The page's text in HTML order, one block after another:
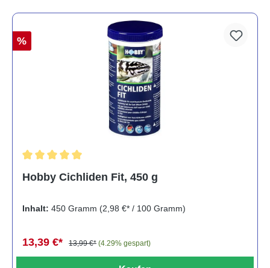
%
Hobby Cichliden Fit, 450 g
Inhalt: 450 Gramm (2,98 €* / 100 Gramm)
13,39 €* 13,99 €* (4.29% gespart)